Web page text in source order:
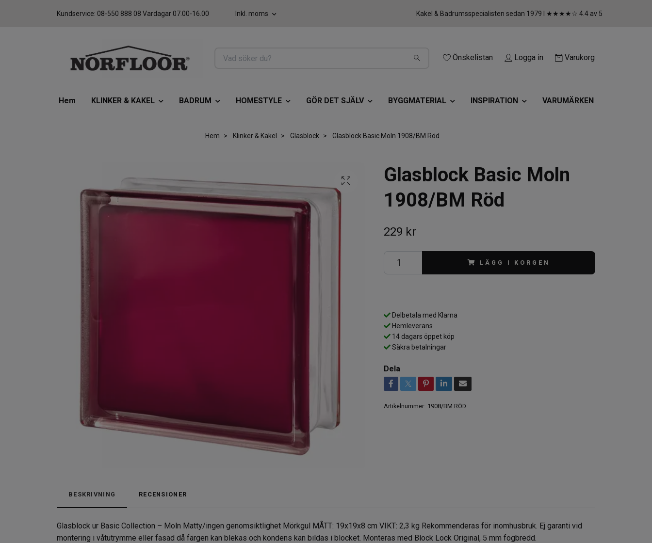
Kundservice: 08-550 888 08 Vardagar 07.00-16.00 Inkl. moms Kakel & Badrumsspecialisten sedan 1979 I ★★★★☆ 4.4 av 5
Önskelistan Logga in Varukorg
Hem KLINKER & KAKEL BADRUM HOMESTYLE GÖR DET SJÄLV BYGGMATERIAL INSPIRATION VARUMÄRKEN
Hem Klinker & Kakel Glasblock Glasblock Basic Moln 1908/BM Röd
Glasblock Basic Moln
1908/BM Röd
229 kr
LÄGG I KORGEN
Delbetala med Klarna
Hemleverans
14 dagars öppet köp
Säkra betalningar
Dela
Artikelnummer: 1908/BM RÖD
BESKRIVNING RECENSIONER
Glasblock ur Basic Collection – Moln Matty/ingen genomsiktlighet Mörkgul MÅTT: 19x19x8 cm VIKT: 2,3 kg Rekommenderas för inomhusbruk. Ej garanti vid
montering i våtutrymme eller fasad då färgen kan blekas och kondens kan bildas i blocket. Monteras med Block Lock Original, 5 mm fogbredd.